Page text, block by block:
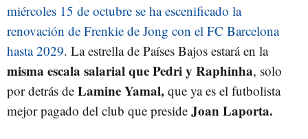
miércoles 15 de octubre se ha escenificado la
renovación de Frenkie de Jong con el FC Barcelona
hasta 2029. La estrella de Países Bajos estará en la
misma escala salarial que Pedri y Raphinha, solo
por detrás de Lamine Yamal, que ya es el futbolista
mejor pagado del club que preside Joan Laporta.